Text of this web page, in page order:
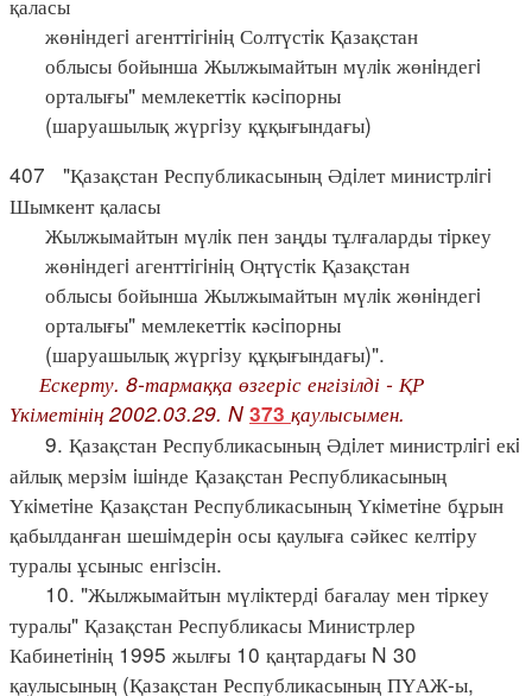
жөнiндегi агенттiгiнiң Солтүстiк Қазақстан
облысы бойынша Жылжымайтын мүлiк жөнiндегi
орталығы" мемлекеттiк кәсiпорны
(шаруашылық жүргiзу құқығындағы)
407 "Қазақстан Республикасының Әдiлет министрлiгi
Шымкент қаласы
Жылжымайтын мүлiк пен заңды тұлғаларды тiркеу
жөнiндегi агенттiгiнiң Оңтүстiк Қазақстан
облысы бойынша Жылжымайтын мүлiк жөнiндегi
орталығы" мемлекеттiк кәсiпорны
(шаруашылық жүргiзу құқығындағы)".
Ескерту. 8-тармаққа өзгеріс енгізілді - ҚР
Үкіметінің 2002.03.29. N 373 қаулысымен.
9. Қазақстан Республикасының Әдiлет министрлiгi екi
айлық мерзiм iшiнде Қазақстан Республикасының
Үкiметiне Қазақстан Республикасының Үкiметiне бұрын
қабылданған шешiмдерiн осы қаулыға сәйкес келтiру
туралы ұсыныс енгiзсiн.
10. "Жылжымайтын мүлiктердi бағалау мен тiркеу
туралы" Қазақстан Республикасы Министрлер
Кабинетiнiң 1995 жылғы 10 қаңтардағы N 30
қаулысының (Қазақстан Республикасының ПҮАЖ-ы,